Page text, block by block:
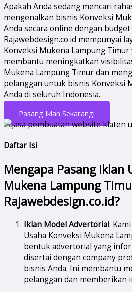
Apakah Anda sedang mencari
mengenalkan bisnis Konveksi
Anda secara online dengan
Rajawebdesign.co.id mempunyai
Konveksi Mukena Lampung
membantu meningkatkan
Mukena Lampung Timur dan
pelanggan untuk bisnis Konveksi
Anda di seluruh Indonesia.
Pasang Iklan Sekarang!
Daftar Isi
Mengapa Pasang Iklan
Mukena Lampung
Rajawebdesign.co.id?
Iklan Model Advertorial:
Usaha Konveksi Mukena
bentuk advertorial yang
disertai dengan company
bisnis Anda. Ini membantu
pelanggan dan memberikan